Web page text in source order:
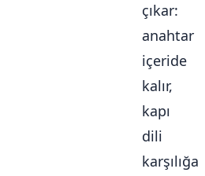
çıkar:
anahtar
içeride
kalır,
kapı
dili
karşılığa